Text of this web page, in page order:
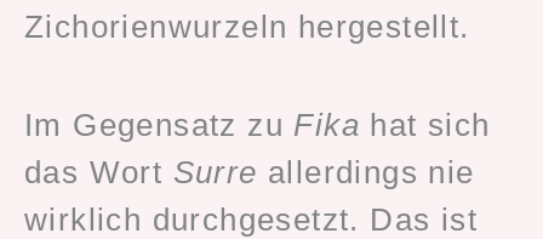
Zichorienwurzeln hergestellt.
Im Gegensatz zu Fika hat sich
das Wort Surre allerdings nie
wirklich durchgesetzt. Das ist